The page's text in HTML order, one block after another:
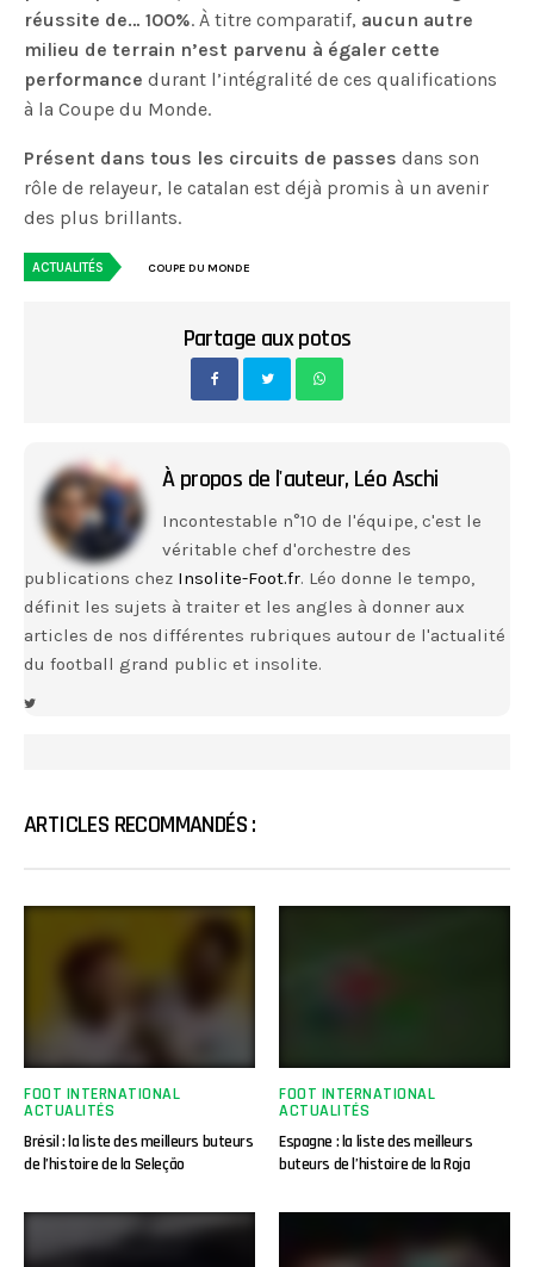
réussite de… 100%. À titre comparatif, aucun autre
milieu de terrain n’est parvenu à égaler cette
performance durant l’intégralité de ces qualifications
à la Coupe du Monde.
Présent dans tous les circuits de passes dans son
rôle de relayeur, le catalan est déjà promis à un avenir
des plus brillants.
ACTUALITÉS COUPE DU MONDE
Partage aux potos
À propos de l'auteur, Léo Aschi
Incontestable n°10 de l'équipe, c'est le
véritable chef d'orchestre des
publications chez Insolite-Foot.fr. Léo donne le tempo,
définit les sujets à traiter et les angles à donner aux
articles de nos différentes rubriques autour de l'actualité
du football grand public et insolite.
ARTICLES RECOMMANDÉS :
FOOT INTERNATIONAL
ACTUALITÉS
Brésil : la liste des meilleurs buteurs
de l’histoire de la Seleção
FOOT INTERNATIONAL
ACTUALITÉS
Espagne : la liste des meilleurs
buteurs de l’histoire de la Roja